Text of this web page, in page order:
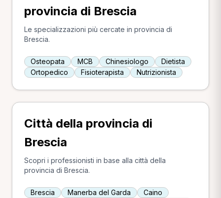
provincia di Brescia
Le specializzazioni più cercate in provincia di
Brescia.
Osteopata MCB Chinesiologo
Dietista
Ortopedico
Fisioterapista Nutrizionista
Città della provincia di
Brescia
Scopri i professionisti in base alla città della
provincia di Brescia.
Brescia Manerba del Garda
Caino